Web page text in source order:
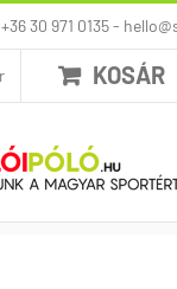
30 971 0135 -
KOSÁR